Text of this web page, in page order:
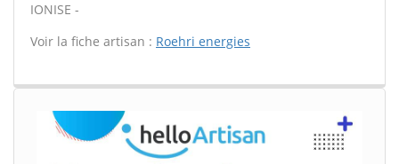
IONISE -
Voir la fiche artisan : Roehri energies